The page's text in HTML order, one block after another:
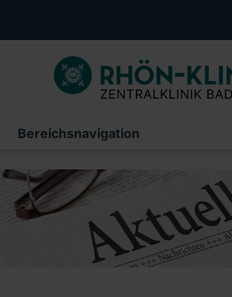
UNSERE KLINIK
PATIENTEN & ANGEHÖRIGE
PRESSE, VERANSTALTUNGEN, FILME
Ein Unternehmen der RHÖN-KLINIKUM AG
Bereichsnavigation
Pressemeldungen
Archiv